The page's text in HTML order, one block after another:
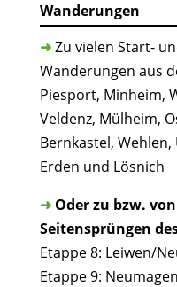
Wanderungen
➜Zu vielen Start-
Wanderungen aus
Piesport, Minheim,
Veldenz, Mülheim,
Bernkastel,
Erden und Lösnich
➜Oder zu bzw.
Seitensprüngen
Etappe 8: Leiwen/
Etappe 9: